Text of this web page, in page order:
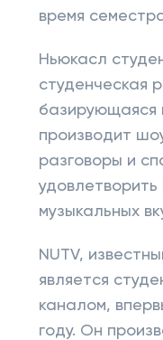
время
Ньюкасл
студенческая
базирующаяся
производит
разговоры и
музыкальных
NUTV,
является
каналом,
году. Он